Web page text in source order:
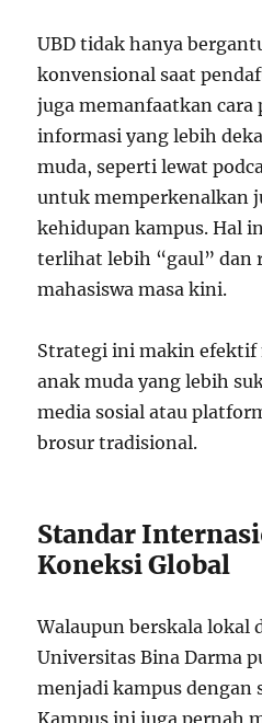
UBD tidak hanya
konvensional saat
juga memanfaatkan cara
informasi yang lebih
muda, seperti lewat
untuk memperkenalkan
kehidupan kampus. Hal
terlihat lebih “gaul” dan
mahasiswa masa kini.
Strategi ini makin
anak muda yang lebih
media sosial atau
brosur tradisional.
Standar
Koneksi Global
Walaupun berskala lokal
Universitas Bina Darma
menjadi kampus